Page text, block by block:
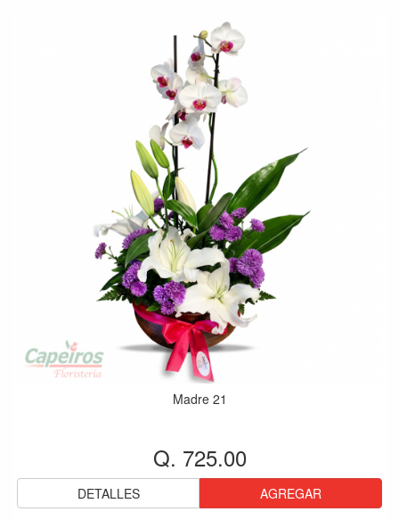
Madre 21
Q. 725.00
DETALLES AGREGAR